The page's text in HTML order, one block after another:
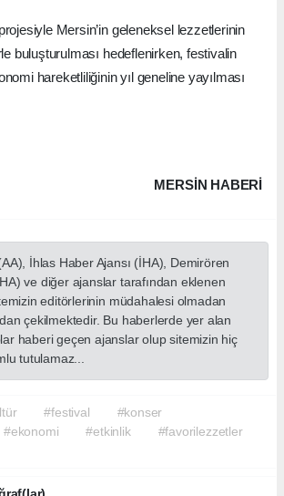
Mersin’in geleneksel lezzetlerinin
buluşturulması hedeflenirken, festivalin
hareketliliğinin yıl geneline yayılması
MERSIN HABERİ
İhlas Haber Ajansı (İHA), Demirören
ve diğer ajanslar tarafından eklenen
editörlerinin müdahalesi olmadan
çekilmektedir. Bu haberlerde yer alan
haberi geçen ajanslar olup sitemizin hiç
tutulamaz...
#festival
#konser
#ekonomi #etkinlik
#favorilezzetler